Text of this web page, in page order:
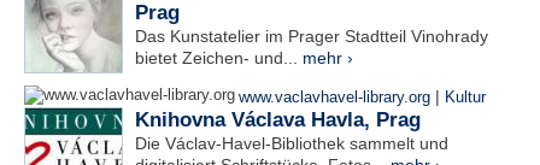
Prag
Das Kunstatelier im Prager Stadtteil Vinohrady
bietet Zeichen- und... mehr ›
www.vaclavhavel-library.org | Kultur
Knihovna Václava Havla, Prag
Die Václav-Havel-Bibliothek sammelt und